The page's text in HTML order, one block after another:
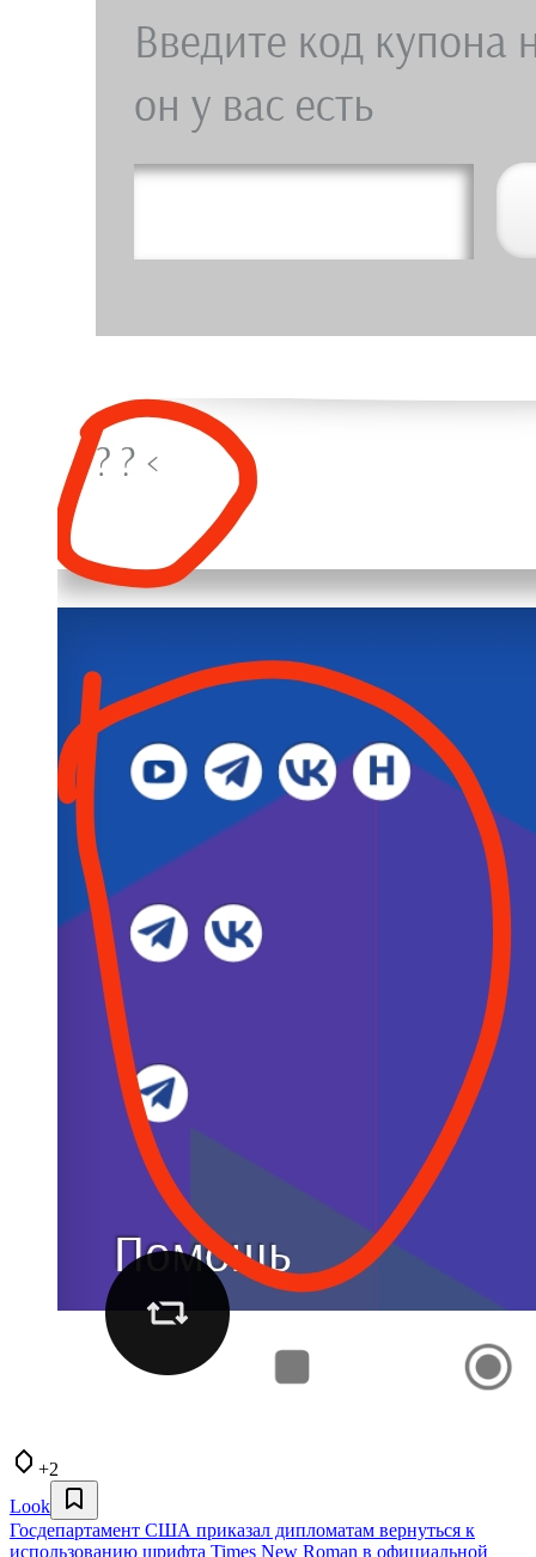
+2
Look
Госдепартамент США приказал дипломатам вернуться к
использованию шрифта Times New Roman в официальной